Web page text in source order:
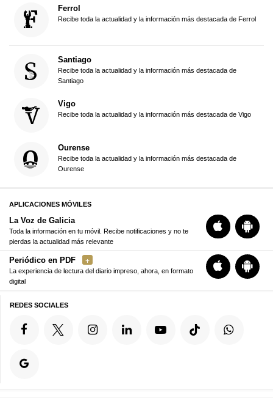
Ferrol
Recibe toda la actualidad y la información más destacada de Ferrol
Santiago
Recibe toda la actualidad y la información más destacada de
Santiago
Vigo
Recibe toda la actualidad y la información más destacada de Vigo
Ourense
Recibe toda la actualidad y la información más destacada de
Ourense
APLICACIONES MÓVILES
La Voz de Galicia
Toda la información en tu móvil. Recibe notificaciones y no te
pierdas la actualidad más relevante
Periódico en PDF
La experiencia de lectura del diario impreso, ahora, en formato
digital
REDES SOCIALES